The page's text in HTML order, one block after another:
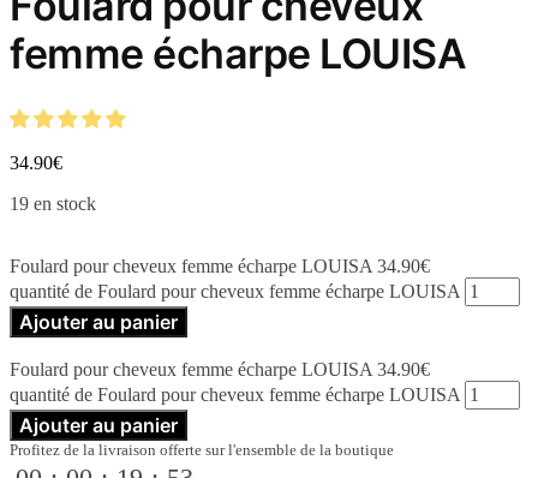
femme écharpe LOUISA
34.90€
19 en stock
Foulard pour cheveux femme écharpe LOUISA 34.90€
quantité de Foulard pour cheveux femme écharpe LOUISA
Ajouter au panier
Foulard pour cheveux femme écharpe LOUISA 34.90€
quantité de Foulard pour cheveux femme écharpe LOUISA
Ajouter au panier
Profitez de la livraison offerte sur l'ensemble de la boutique